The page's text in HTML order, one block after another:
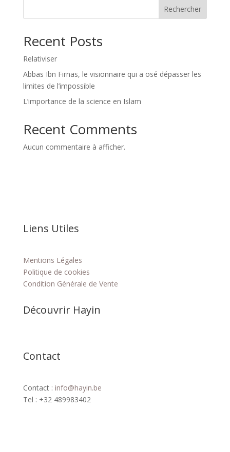
Rechercher
Recent Posts
Relativiser
Abbas Ibn Firnas, le visionnaire qui a osé dépasser les
limites de l’impossible
L’importance de la science en Islam
Recent Comments
Aucun commentaire à afficher.
Liens Utiles
Mentions Légales
Politique de cookies
Condition Générale de Vente
Découvrir Hayin
Contact
Contact : info@hayin.be
Tel : +32 489983402